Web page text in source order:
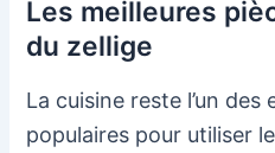
Les meilleures
du zellige
La cuisine reste l’un des
populaires pour utiliser